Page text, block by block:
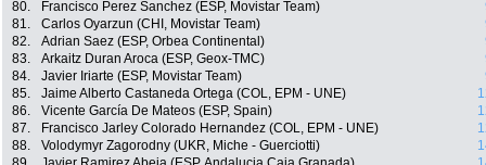
80.
Francisco Perez Sanchez (ESP, Movistar Team)
81.
Carlos Oyarzun (CHI, Movistar Team)
82.
Adrian Saez (ESP, Orbea Continental)
83.
Arkaitz Duran Aroca (ESP, Geox-TMC)
84.
Javier Iriarte (ESP, Movistar Team)
85.
Jaime Alberto Castaneda Ortega (COL, EPM - UNE)
86.
Vicente García De Mateos (ESP, Spain)
87.
Francisco Jarley Colorado Hernandez (COL, EPM - UNE)
88.
Volodymyr Zagorodny (UKR, Miche - Guerciotti)